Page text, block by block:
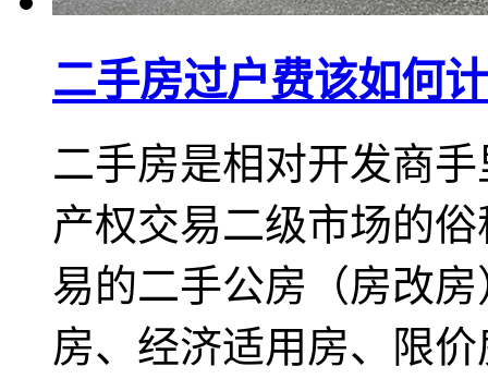
二手房过户费该如何
二手房是相对开发商
产权交易二级市场的
易的二手公房（房改
房、经济适用房、限